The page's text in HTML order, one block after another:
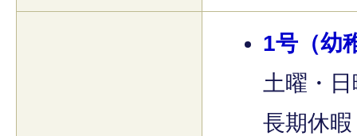
1号（幼
土曜・
長期休